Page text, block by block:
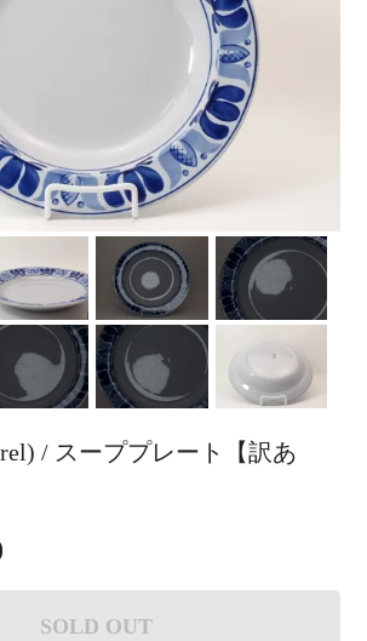
/ スーププレート【訳あ
SOLD OUT